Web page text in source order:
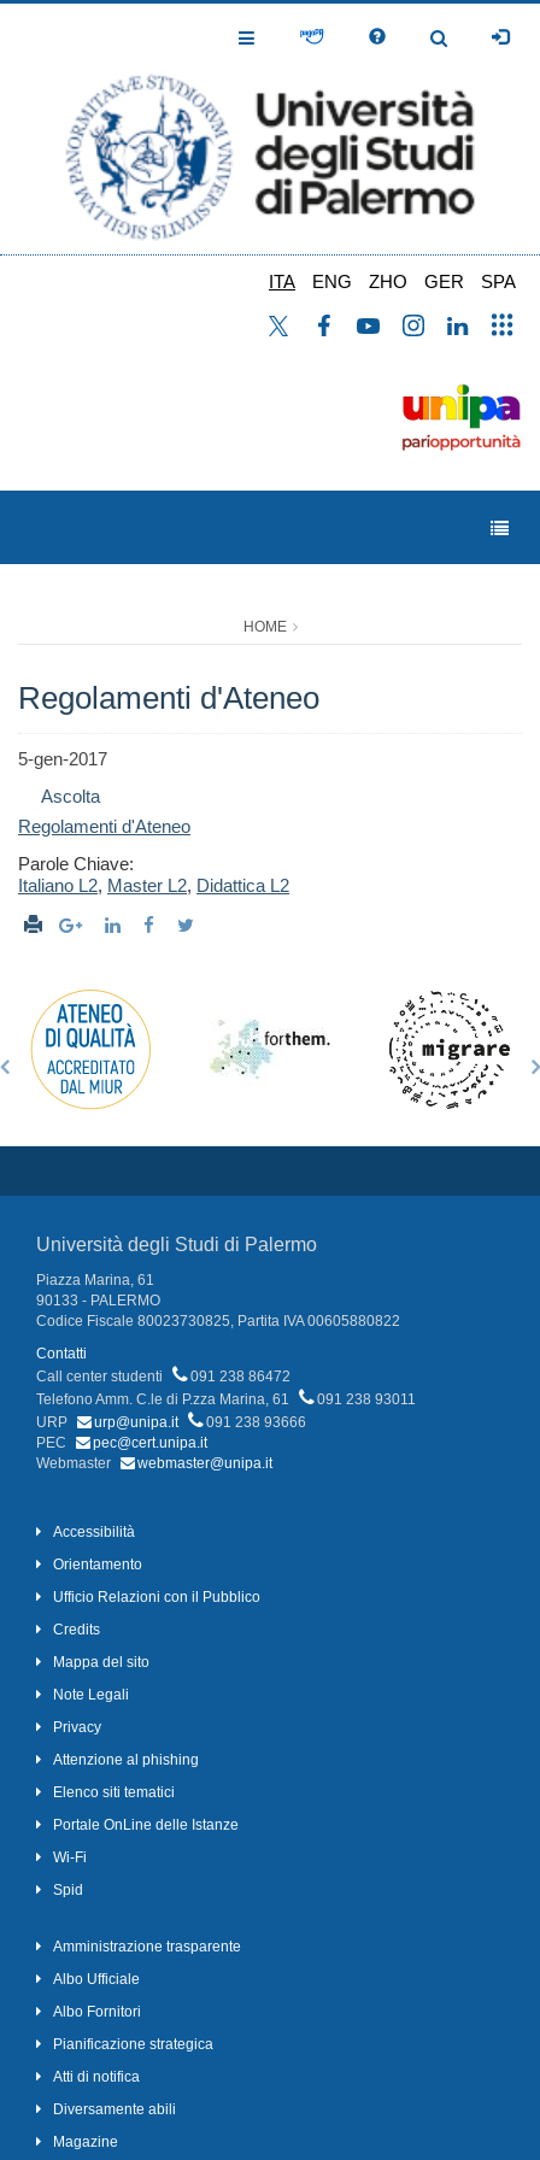
Toggle
Toggle
ITA ENG ZHO GER SPA
HOME
Regolamenti d'Ateneo
5-gen-2017
Ascolta
Regolamenti d'Ateneo
Parole Chiave:
Italiano L2, Master L2, Didattica L2
Università degli Studi di Palermo
Piazza Marina, 61
90133 - PALERMO
Codice Fiscale 80023730825, Partita IVA 00605880822
Contatti
Call center studenti
091 238 86472
Telefono Amm. C.le di P.zza Marina, 61
091 238 93011
URP
urp@unipa.it
091 238 93666
PEC
pec@cert.unipa.it
Webmaster
webmaster@unipa.it
Accessibilità
Orientamento
Ufficio Relazioni con il Pubblico
Credits
Mappa del sito
Note Legali
Privacy
Attenzione al phishing
Elenco siti tematici
Portale OnLine delle Istanze
Wi-Fi
Spid
Amministrazione trasparente
Albo Ufficiale
Albo Fornitori
Pianificazione strategica
Atti di notifica
Diversamente abili
Magazine